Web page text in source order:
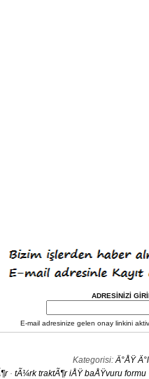
ADRESİNİZİ
E-mail adresinize gelen onay linkini
Kategorisi:Ä°ÅŸ
· tÃ¼rk traktÃ¶r iÅŸ baÅŸvuru formu